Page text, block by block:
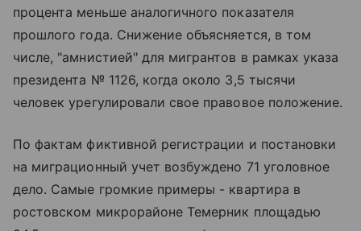
процента меньше аналогичного показателя
прошлого года. Снижение объясняется, в том
числе, "амнистией" для мигрантов в рамках указа
президента № 1126, когда около 3,5 тысячи
человек урегулировали свое правовое положение.
По фактам фиктивной регистрации и постановки
на миграционный учет возбуждено 71 уголовное
дело. Самые громкие примеры - квартира в
ростовском микрорайоне Темерник площадью